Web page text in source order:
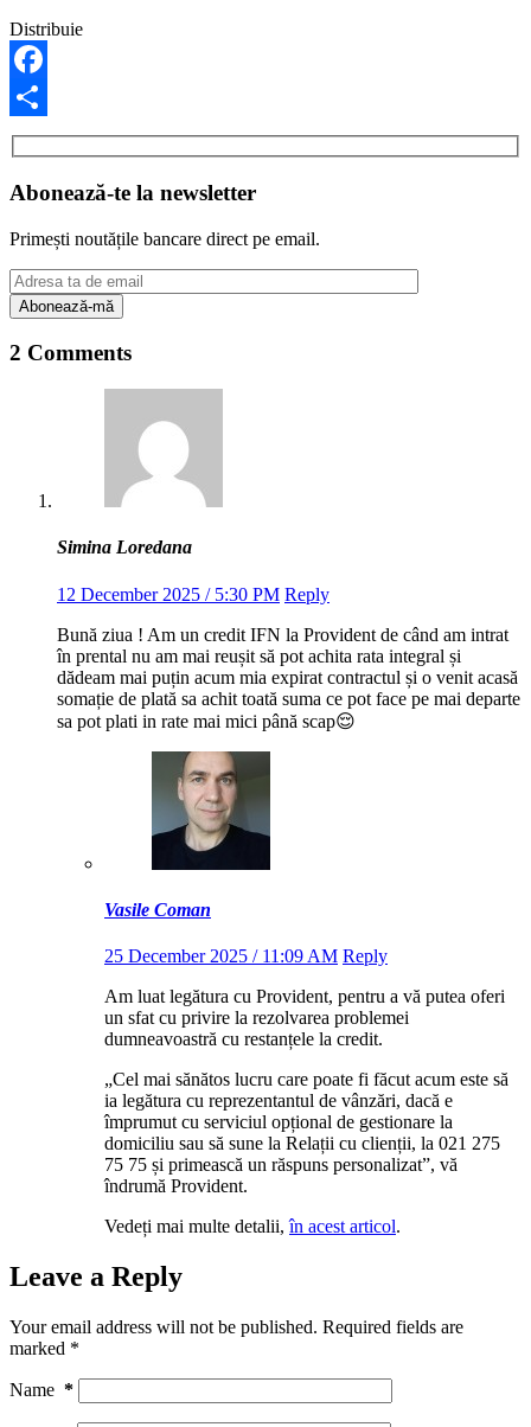
Distribuie
Facebook
Share
Abonează-te la newsletter
Primești noutățile bancare direct pe email.
2 Comments
Simina Loredana
12 December 2025 / 5:30 PM Reply
Bună ziua ! Am un credit IFN la Provident de când am intrat
în prental nu am mai reușit să pot achita rata integral și
dădeam mai puțin acum mia expirat contractul și o venit acasă
somație de plată sa achit toată suma ce pot face pe mai departe
sa pot plati in rate mai mici până scap😌
Vasile Coman
25 December 2025 / 11:09 AM Reply
Am luat legătura cu Provident, pentru a vă putea oferi
un sfat cu privire la rezolvarea problemei
dumneavoastră cu restanțele la credit.
„Cel mai sănătos lucru care poate fi făcut acum este să
ia legătura cu reprezentantul de vânzări, dacă e
împrumut cu serviciul opțional de gestionare la
domiciliu sau să sune la Relații cu clienții, la 021 275
75 75 și primească un răspuns personalizat”, vă
îndrumă Provident.
Vedeți mai multe detalii,în acest articol.
Leave a Reply
Your email address will not be published. Required fields are
marked *
Name *